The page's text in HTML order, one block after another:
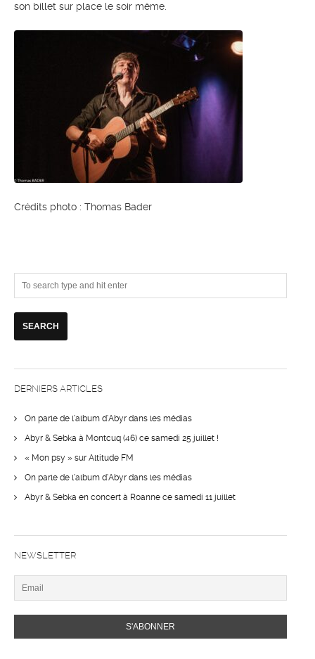
son billet sur place le soir même.
Crédits photo : Thomas Bader
DERNIERS ARTICLES
On parle de l’album d’Abyr dans les médias
Abyr & Sebka à Montcuq (46) ce samedi 25 juillet !
« Mon psy » sur Altitude FM
On parle de l’album d’Abyr dans les médias
Abyr & Sebka en concert à Roanne ce samedi 11 juillet
NEWSLETTER